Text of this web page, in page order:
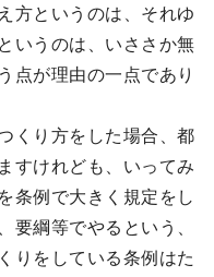
方というのは、それゆ
いうのは、いささか無
点が理由の一点であり
くり方をした場合、都
すけれども、いってみ
条例で大きく規定をし
要綱等でやるという、
りをしている条例はた